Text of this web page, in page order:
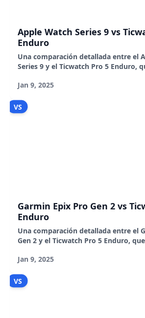
Apple Watch Series 9 vs
Enduro
Una comparación detallada entre el
Series 9 y el Ticwatch Pro 5 Enduro,
el mundo real.
Jan 9, 2025
VS
Garmin Epix Pro Gen 2 vs
Enduro
Una comparación detallada entre el
Gen 2 y el Ticwatch Pro 5 Enduro,
de la batería y el uso en el mundo real.
Jan 9, 2025
VS